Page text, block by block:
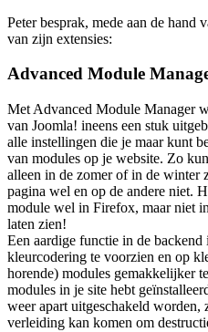
Peter besprak, mede aan de hand
van zijn extensies:
Advanced Module
Met Advanced Module Manager
van Joomla! ineens een stuk
alle instellingen die je maar kunt
van modules op je website. Zo
alleen in de zomer of in de winter
pagina wel en op de andere niet.
module wel in Firefox, maar niet
laten zien!
Een aardige functie in de backend
kleurcodering te voorzien en op
horende) modules gemakkelijker
modules in je site hebt
weer apart uitgeschakeld worden,
verleiding kan komen om